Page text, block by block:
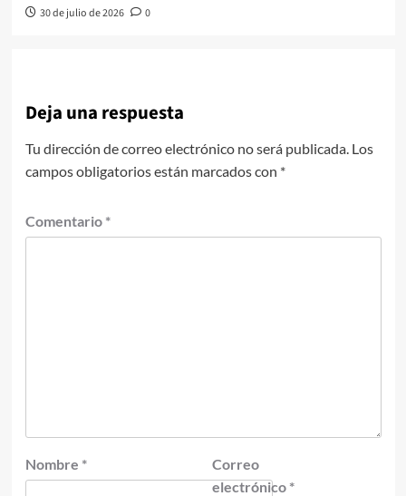
30 de julio de 2026 0
Deja una respuesta
Tu dirección de correo electrónico no será publicada. Los
campos obligatorios están marcados con *
Comentario *
Nombre *
Correo
electrónico *